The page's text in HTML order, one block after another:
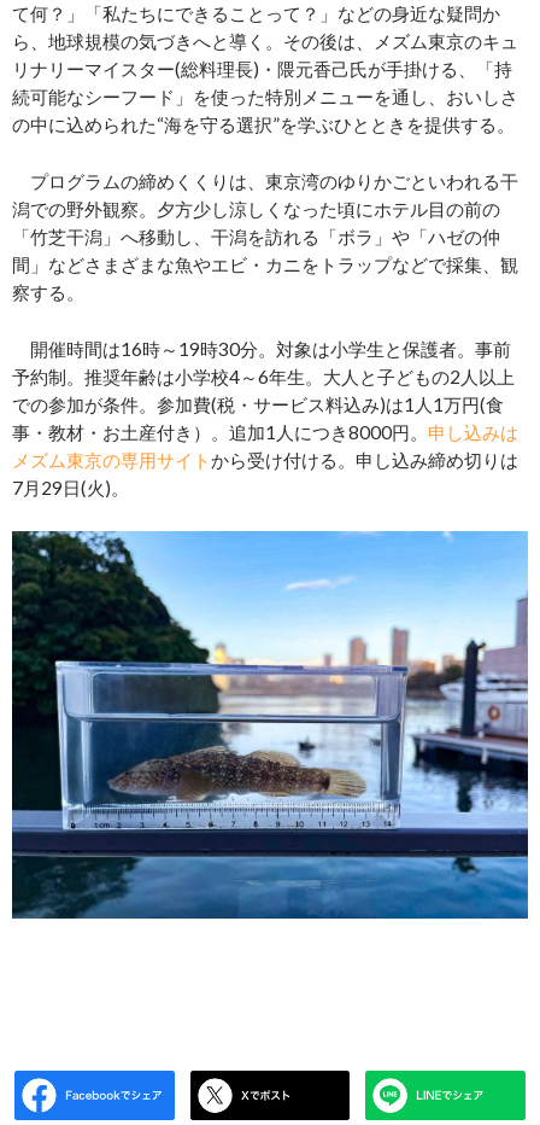
て何？」「私たちにできることって？」などの身近な疑問か
ら、地球規模の気づきへと導く。その後は、メズム東京のキュ
リナリーマイスター(総料理長)・隈元香己氏が手掛ける、「持
続可能なシーフード」を使った特別メニューを通し、おいしさ
の中に込められた“海を守る選択”を学ぶひとときを提供する。
プログラムの締めくくりは、東京湾のゆりかごといわれる干
潟での野外観察。夕方少し涼しくなった頃にホテル目の前の
「竹芝干潟」へ移動し、干潟を訪れる「ボラ」や「ハゼの仲
間」などさまざまな魚やエビ・カニをトラップなどで採集、観
察する。
開催時間は16時～19時30分。対象は小学生と保護者。事前
予約制。推奨年齢は小学校4～6年生。大人と子どもの2人以上
での参加が条件。参加費(税・サービス料込み)は1人1万円(食
事・教材・お土産付き）。追加1人につき8000円。 申し込みは
メズム東京の専用サイトから受け付ける。申し込み締め切りは
7月29日(火)。